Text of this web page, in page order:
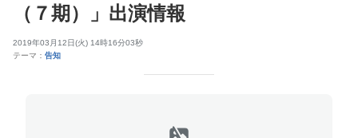
（７期）」出演情報
2019年03月12日(火) 14時16分03秒
テーマ： 告知